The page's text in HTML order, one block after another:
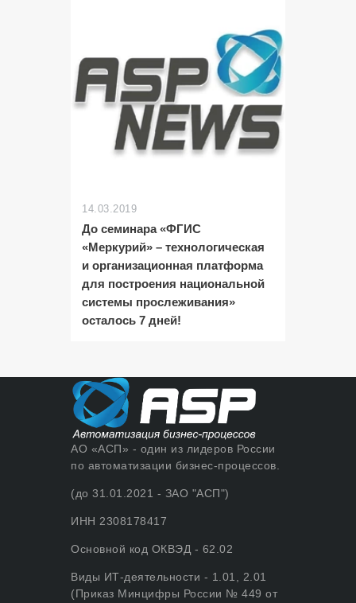
14.03.2019
До семинара «ФГИС
«Меркурий» – технологическая
и организационная платформа
для построения национальной
системы прослеживания»
осталось 7 дней!
АО «АСП» - один из лидеров России
по автоматизации бизнес-процессов.
(до 31.01.2021 - ЗАО "АСП")
ИНН 2308178417
Основной код ОКВЭД - 62.02
Виды ИТ-деятельности - 1.01, 2.01
(Приказ Минцифры России № 449 от